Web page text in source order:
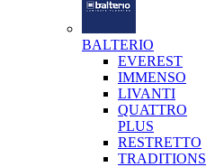
BALTERIO
EVEREST
IMMENSO
LIVANTI
QUATTRO
PLUS
RESTRETTO
TRADITIONS